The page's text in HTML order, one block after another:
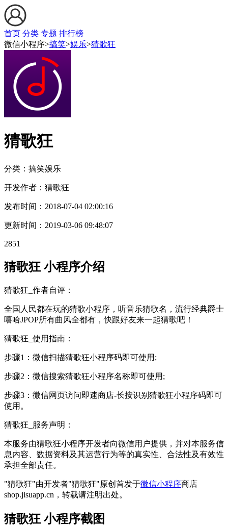
首页 分类 专题 排行榜
微信小程序>搞笑>娱乐>猜歌狂
猜歌狂
分类：搞笑娱乐
开发作者： 猜歌狂
发布时间： 2018-07-04 02:00:16
更新时间： 2019-03-06 09:48:07
2851
猜歌狂 小程序介绍
猜歌狂_作者自评：
全国人民都在玩的猜歌小程序，听音乐猜歌名，流行经典爵士
嘻哈JPOP所有曲风全都有，快跟好友来一起猜歌吧！
猜歌狂_使用指南：
步骤1：微信扫描猜歌狂小程序码即可使用;
步骤2：微信搜索猜歌狂小程序名称即可使用;
步骤3：微信网页访问即速商店-长按识别猜歌狂小程序码即可
使用。
猜歌狂_服务声明：
本服务由猜歌狂小程序开发者向微信用户提供，并对本服务信
息内容、数据资料及其运营行为等的真实性、合法性及有效性
承担全部责任。
"猜歌狂"由开发者"猜歌狂"原创首发于微信小程序商店
shop.jisuapp.cn，转载请注明出处。
猜歌狂 小程序截图